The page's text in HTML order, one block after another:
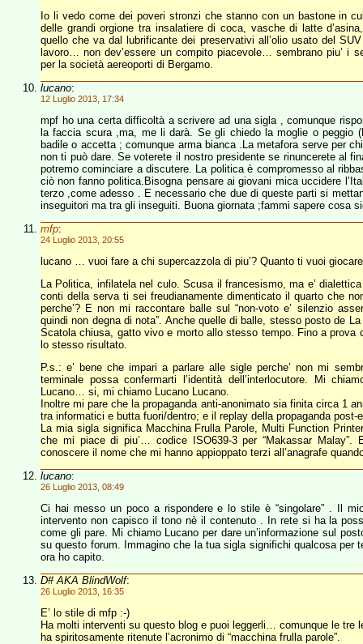
Io li vedo come dei poveri stronzi che stanno con un bastone in
delle grandi orgione tra insalatiere di coca, vasche di latte
quello che va dal lubrificante dei preservativi all’olio usato del
lavoro… non dev’essere un compito piacevole… sembrano piu’ i
per la società aereoporti di Bergamo.
lucano:
12 Luglio 2013, 17:34
mpf ho una certa difficoltà a scrivere ad una sigla , comunque
la faccia scura ,ma, me li darà. Se gli chiedo la moglie o peggio
badile o accetta ; comunque arma bianca .La metafora serve per
non ti può dare. Se voterete il nostro presidente se rinuncerete al
potremo cominciare a discutere. La politica è compromesso al
ciò non fanno politica.Bisogna pensare ai giovani mica uccidere
terzo ,come adesso . E necessario che due di queste parti si
inseguitori ma tra gli inseguiti. Buona giornata ;fammi sapere cosa
mfp:
24 Luglio 2013, 20:55
lucano … vuoi fare a chi supercazzola di piu’? Quanto ti vuoi
La Politica, infilatela nel culo. Scusa il francesismo, ma e’
conti della serva ti sei freudianamente dimenticato il quarto che
perche’? E non mi raccontare balle sul “non-voto e’ silenzio
quindi non degna di nota”. Anche quelle di balle, stesso posto de
Scatola chiusa, gatto vivo e morto allo stesso tempo. Fino a prova
lo stesso risultato.
P.s.: e’ bene che impari a parlare alle sigle perche’ non mi
terminale possa confermarti l’identità dell’interlocutore. Mi
Lucano… si, mi chiamo Lucano Lucano.
Inoltre mi pare che la propaganda anti-anonimato sia finita circa 1
tra informatici e butta fuori/dentro; e il replay della propaganda
La mia sigla significa Macchina Frulla Parole, Multi Function
che mi piace di piu’… codice ISO639-3 per “Makassar
conoscere il nome che mi hanno appioppato terzi all’anagrafe
lucano:
26 Luglio 2013, 08:49
Ci hai messo un poco a rispondere e lo stile è “singolare” . Il
intervento non capisco il tono nè il contenuto . In rete si ha la
come gli pare. Mi chiamo Lucano per dare un’informazione sul
su questo forum. Immagino che la tua sigla significhi qualcosa
ora ho capito.
D# AKA BlindWolf:
26 Luglio 2013, 16:35
E’ lo stile di mfp :-)
Ha molti interventi su questo blog e puoi leggerli… comunque le
ha spiritosamente ritenute l’acronimo di “macchina frulla parole”.